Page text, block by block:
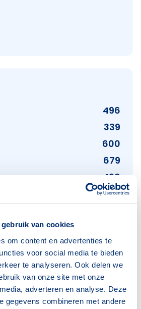
van cookies
om content en advertenties te
voor social media te bieden
te analyseren. Ook delen we
van onze site met onze
adverteren en analyse. Deze
gegevens combineren met andere
496
339
600
679
496
286
296
439